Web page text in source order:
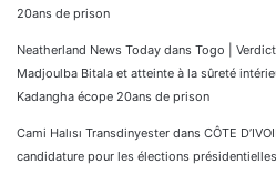
20ans de prison
Neatherland News Today dans Togo |
Madjoulba Bitala et atteinte à la sûreté
Kadangha écope 20ans de prison
Cami Halısı Transdinyester dans CÔTE
candidature pour les élections